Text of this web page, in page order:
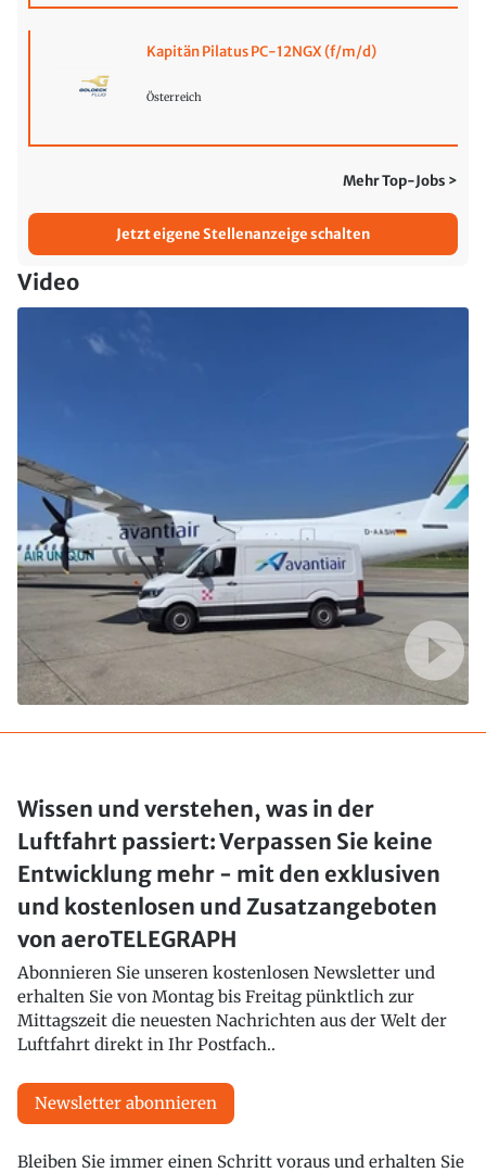
Kapitän Pilatus PC-12NGX (f/m/d)
Österreich
Mehr Top-Jobs >
Jetzt eigene Stellenanzeige schalten
Video
Wissen und verstehen, was in der
Luftfahrt passiert: Verpassen Sie keine
Entwicklung mehr - mit den exklusiven
und kostenlosen und Zusatzangeboten
von aeroTELEGRAPH
Abonnieren Sie unseren kostenlosen Newsletter und
erhalten Sie von Montag bis Freitag pünktlich zur
Mittagszeit die neuesten Nachrichten aus der Welt der
Luftfahrt direkt in Ihr Postfach..
Newsletter abonnieren
Bleiben Sie immer einen Schritt voraus und erhalten Sie